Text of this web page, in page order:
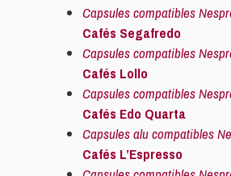
Capsules compatibles
Cafés Segafredo
Capsules compatibles
Cafés Lollo
Capsules compatibles
Cafés Edo Quarta
Capsules alu compatibles
Cafés L’Espresso